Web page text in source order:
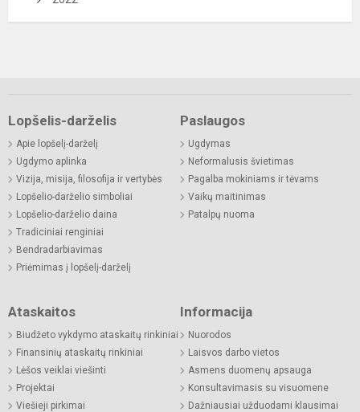
Lopšelis-darželis
Apie lopšelį-darželį
Ugdymo aplinka
Vizija, misija, filosofija ir vertybės
Lopšelio-darželio simboliai
Lopšelio-darželio daina
Tradiciniai renginiai
Bendradarbiavimas
Priėmimas į lopšelį-darželį
Paslaugos
Ugdymas
Neformalusis švietimas
Pagalba mokiniams ir tėvams
Vaikų maitinimas
Patalpų nuoma
Ataskaitos
Biudžeto vykdymo ataskaitų rinkiniai
Finansinių ataskaitų rinkiniai
Lėšos veiklai viešinti
Projektai
Viešieji pirkimai
Informacija
Nuorodos
Laisvos darbo vietos
Asmens duomenų apsauga
Konsultavimasis su visuomene
Dažniausiai užduodami klausimai